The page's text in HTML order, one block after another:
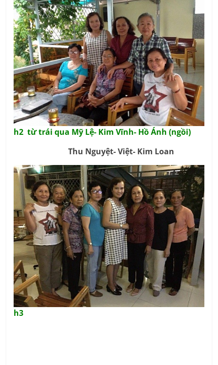
h2 từ trái qua Mỹ Lệ- Kim Vĩnh- Hồ Ánh (ngồi)
Thu Nguyệt- Việt- Kim Loan
h3